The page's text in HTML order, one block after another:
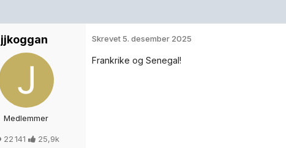
jjkoggan
Medlemmer
22 141 25,9k
Skrevet 5. desember 2025
Frankrike og Senegal!